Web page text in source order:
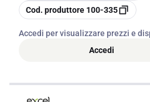
copia
Cod. produttore 100-335
Accedi per visualizzare prezzi e
Accedi